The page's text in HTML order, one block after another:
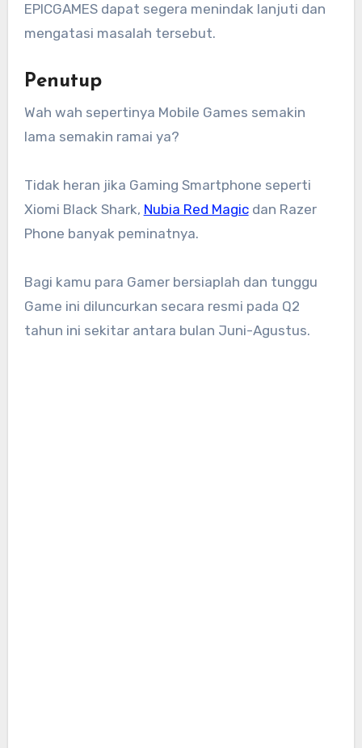
EPICGAMES dapat segera menindak lanjuti dan
mengatasi masalah tersebut.
Penutup
Wah wah sepertinya Mobile Games semakin
lama semakin ramai ya?
Tidak heran jika Gaming Smartphone seperti
Xiomi Black Shark, Nubia Red Magicdan Razer
Phone banyak peminatnya.
Bagi kamu para Gamer bersiaplah dan tunggu
Game ini diluncurkan secara resmi pada Q2
tahun ini sekitar antara bulan Juni-Agustus.